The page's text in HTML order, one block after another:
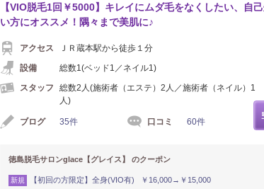
【VIO脱毛1回￥5000】キレイにムダ毛をなくしたい、自
い方にオススメ！隅々まで美肌に♪
アクセス
ＪＲ蔵本駅から徒歩１分
設備
総数1(ベッド1／ネイル1)
スタッフ
総数2人(施術者（エステ）2人／施術者（ネイル）1
人)
ブログ 35件 口コミ 60件
徳島脱毛サロンglace【グレイス】 のクーポン
新規 【初回の方限定】全身(VIO有) ￥16,000→￥15,000